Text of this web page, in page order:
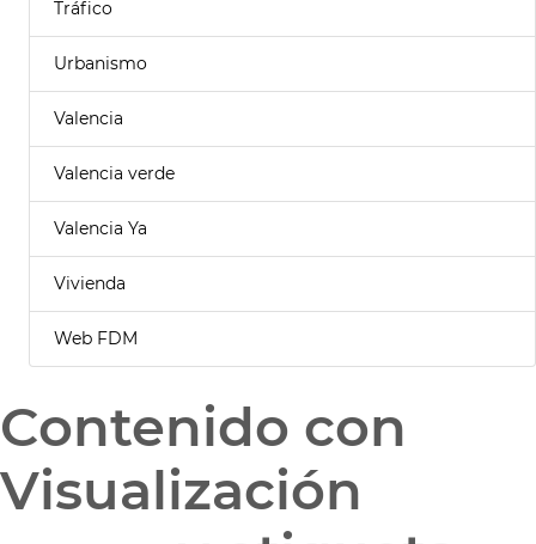
Tráfico
Urbanismo
Valencia
Valencia verde
Valencia Ya
Vivienda
Web FDM
Contenido con
Visualización